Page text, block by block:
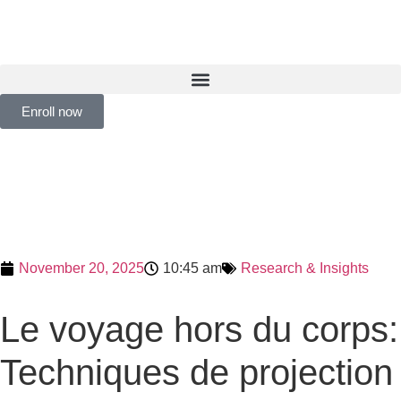
Enroll now
November 20, 2025 10:45 am Research & Insights
Le voyage hors du corps:
Techniques de projection